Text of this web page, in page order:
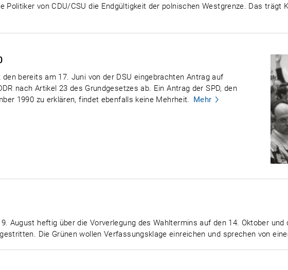
Politiker von CDU/CSU die Endgültigkeit der polnischen Westgrenze. Das trägt
den bereits am 17. Juni von der DSU eingebrachten Antrag auf
nach Artikel 23 des Grundgesetzes ab. Ein Antrag der SPD, den
1990 zu erklären, findet ebenfalls keine Mehrheit.
Mehr
August heftig über die Vorverlegung des Wahltermins auf den 14. Oktober und
Die Grünen wollen Verfassungsklage einreichen und sprechen von